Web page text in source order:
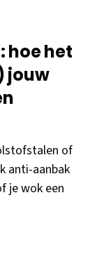
hoe het
jouw
of
anti-aanbak
je wok een